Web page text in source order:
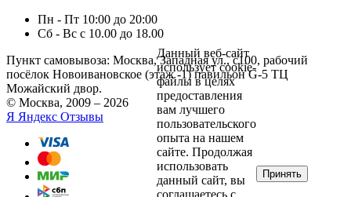
Пн - Пт 10:00 до 20:00
Сб - Вс с 10.00 до 18.00
Пункт самовывоза: Москва, Западная ул., с100, рабочий
посёлок Новоивановское (этаж -1) павильон G-5 ТЦ
Можайский двор.
© Москва, 2009 – 2026
Я Яндекс Отзывы
Данный веб-сайт
использует cookie-
файлы в целях
предоставления
вам лучшего
пользовательского
опыта на нашем
сайте. Продолжая
использовать
данный сайт, вы
соглашаетесь с
Принять